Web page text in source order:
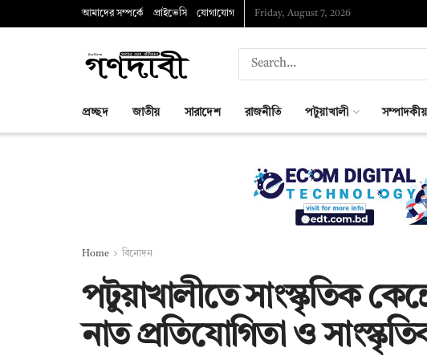
আমাদের সম্পর্কে প্রাইভেসি যোগাযোগ Friday, August 7, 2026
প্রচ্ছদ জাতীয় সারাদেশ রাজনীতি পটুয়াখালী সম্পাদকীয়
Home বিনোদন
পটুয়াখালীতে সাংস্কৃতিক
নাত প্রতিযোগিতা ও